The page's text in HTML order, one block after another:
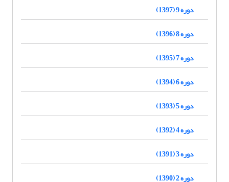
دوره 9 (1397)
دوره 8 (1396)
دوره 7 (1395)
دوره 6 (1394)
دوره 5 (1393)
دوره 4 (1392)
دوره 3 (1391)
دوره 2 (1390)